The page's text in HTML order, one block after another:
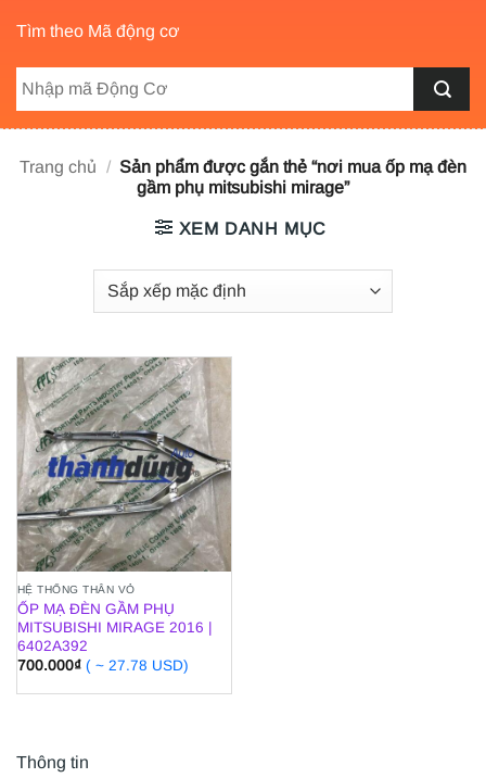
Tìm theo Mã động cơ
Trang chủ / Sản phẩm được gắn thẻ “nơi mua ốp mạ đèn
gầm phụ mitsubishi mirage”
XEM DANH MỤC
HỆ THỐNG THÂN VỎ
ỐP MẠ ĐÈN GẦM PHỤ
MITSUBISHI MIRAGE 2016 |
6402A392
700.000₫ ( ~ 27.78 USD)
Thông tin